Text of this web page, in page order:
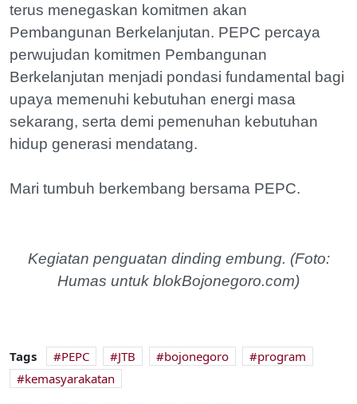
terus menegaskan komitmen akan
Pembangunan Berkelanjutan. PEPC percaya
perwujudan komitmen Pembangunan
Berkelanjutan menjadi pondasi fundamental bagi
upaya memenuhi kebutuhan energi masa
sekarang, serta demi pemenuhan kebutuhan
hidup generasi mendatang.
Mari tumbuh berkembang bersama PEPC.
Kegiatan penguatan dinding embung. (Foto:
Humas untuk blokBojonegoro.com)
Tags PEPC JTB bojonegoro
program
kemasyarakatan